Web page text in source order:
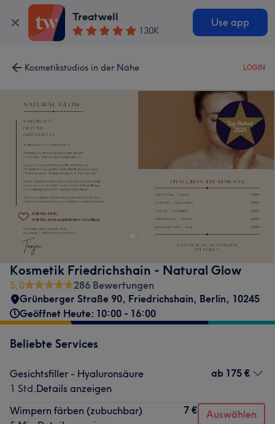
Treatwell
130K
Use app
Kosmetikstudios in der Nähe LOGIN
Kosmetik Friedrichshain - Natural Glow
5,0
286 Bewertungen
Grünberger Straße 90, Friedrichshain, Berlin, 10245
Geöffnet Heute: 10:00 - 16:00
Beliebte Services
Gesichtsfiller - Hyaluronsäure
1 Std.Details anzeigen
ab 175 €
Wimpern färben (zubuchbar)
7 € Auswählen